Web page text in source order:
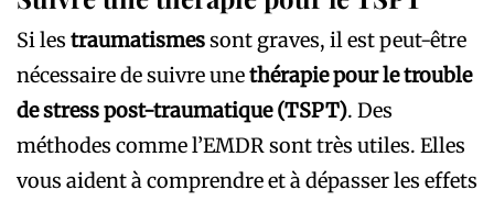
Si les traumatismessont graves, il est peut-être
nécessaire de suivre unethérapie pour le trouble
de stress post-traumatique (TSPT). Des
méthodes comme l’EMDR sont très utiles. Elles
vous aident à comprendre et à dépasser les effets